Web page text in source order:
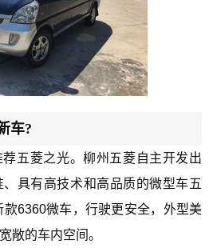
车?
五菱之光。柳州五菱自主开发出
具有高技术和高品质的微型车五
6360微车，行驶更安全，外型美
敞的车内空间。